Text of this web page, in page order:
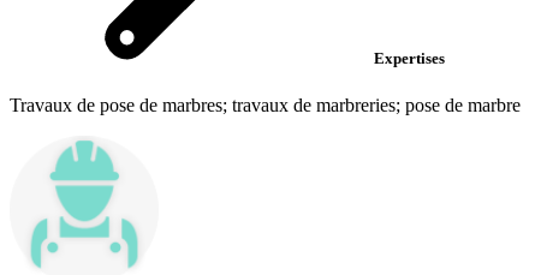
Expertises
Travaux de pose de marbres; travaux de marbreries; pose de marbre